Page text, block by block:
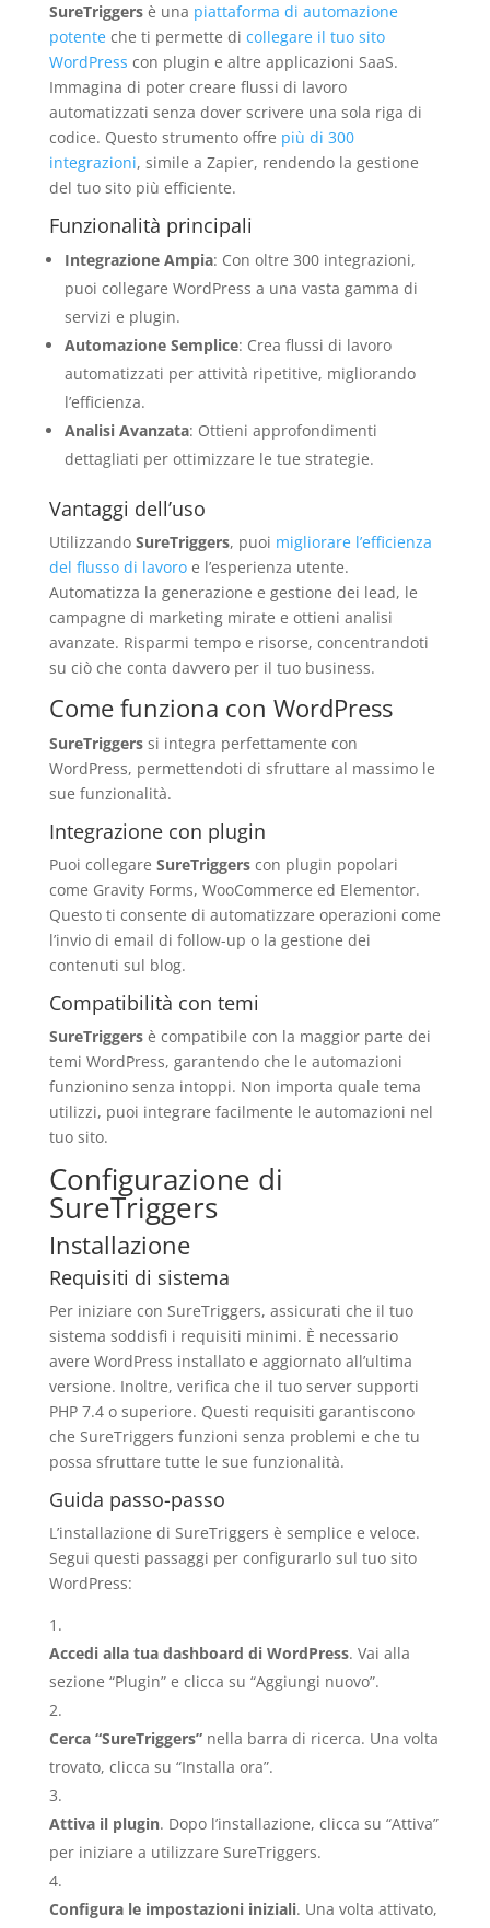
SureTriggersè una piattaforma di automazione
potenteche ti permette di collegare il tuo sito
WordPress con plugin e altre applicazioni SaaS.
Immagina di poter creare flussi di lavoro
automatizzati senza dover scrivere una sola riga di
codice. Questo strumento offre più di 300
integrazioni, simile a Zapier, rendendo la gestione
del tuo sito più efficiente.
Funzionalità principali
Integrazione Ampia: Con oltre 300 integrazioni,
puoi collegare WordPress a una vasta gamma di
servizi e plugin.
Automazione Semplice: Crea flussi di lavoro
automatizzati per attività ripetitive, migliorando
l’efficienza.
Analisi Avanzata: Ottieni approfondimenti
dettagliati per ottimizzare le tue strategie.
Vantaggi dell’uso
Utilizzando SureTriggers, puoi migliorare l’efficienza
del flusso di lavoroe l’esperienza utente.
Automatizza la generazione e gestione dei lead, le
campagne di marketing mirate e ottieni analisi
avanzate. Risparmi tempo e risorse, concentrandoti
su ciò che conta davvero per il tuo business.
Come funziona con WordPress
SureTriggerssi integra perfettamente con
WordPress, permettendoti di sfruttare al massimo le
sue funzionalità.
Integrazione con plugin
Puoi collegare SureTriggerscon plugin popolari
come Gravity Forms, WooCommerce ed Elementor.
Questo ti consente di automatizzare operazioni come
l’invio di email di follow-up o la gestione dei
contenuti sul blog.
Compatibilità con temi
SureTriggersè compatibile con la maggior parte dei
temi WordPress, garantendo che le automazioni
funzionino senza intoppi. Non importa quale tema
utilizzi, puoi integrare facilmente le automazioni nel
tuo sito.
Configurazione di
SureTriggers
Installazione
Requisiti di sistema
Per iniziare con SureTriggers, assicurati che il tuo
sistema soddisfi i requisiti minimi. È necessario
avere WordPress installato e aggiornato all’ultima
versione. Inoltre, verifica che il tuo server supporti
PHP 7.4 o superiore. Questi requisiti garantiscono
che SureTriggers funzioni senza problemi e che tu
possa sfruttare tutte le sue funzionalità.
Guida passo-passo
L’installazione di SureTriggers è semplice e veloce.
Segui questi passaggi per configurarlo sul tuo sito
WordPress:
Accedi alla tua dashboard di WordPress. Vai alla
sezione “Plugin” e clicca su “Aggiungi nuovo”.
Cerca “SureTriggers”nella barra di ricerca. Una volta
trovato, clicca su “Installa ora”.
Attiva il plugin. Dopo l’installazione, clicca su “Attiva”
per iniziare a utilizzare SureTriggers.
Configura le impostazioni iniziali. Una volta attivato,